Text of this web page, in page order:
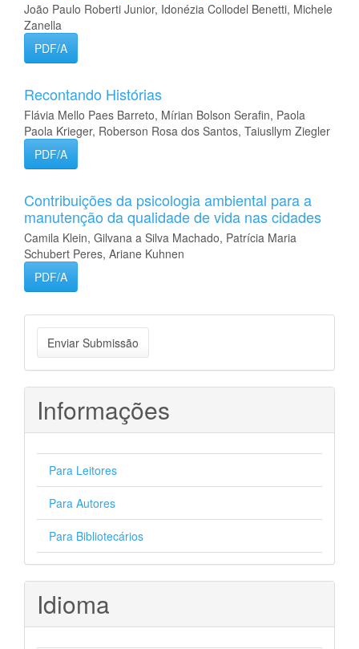
João Paulo Roberti Junior, Idonézia Collodel Benetti, Michele
Zanella
PDF/A
Recontando Histórias
Flávia Mello Paes Barreto, Mírian Bolson Serafin, Paola
Paola Krieger, Roberson Rosa dos Santos, Taiusllym Ziegler
PDF/A
Contribuições da psicologia ambiental para a
manutenção da qualidade de vida nas cidades
Camila Klein, Gilvana a Silva Machado, Patrícia Maria
Schubert Peres, Ariane Kuhnen
PDF/A
Enviar
Submissão
Enviar Submissão
Informações
Para Leitores
Para Autores
Para Bibliotecários
Idioma